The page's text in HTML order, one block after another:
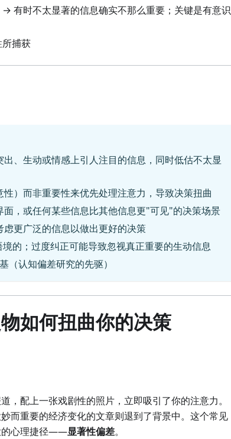
有时不太显著的信息确实不那么重要；关键是有意识
捕获
出、生动或情感上引人注目的信息，同时低估不太显
性）而非重要性来优先处理注意力，导致决策扭曲
面，或任何某些信息比其他信息更"可见"的决策场景
虑更广泛的信息以做出更好的决策
的；过度纠正可能导致忽视真正重要的生动信息
（认知偏差研究的先驱）
如何扭曲你的决策
，配上一张戏剧性的照片，立即吸引了你的注意力。
而重要的经济变化的文章则退到了背景中。这个常见
的心理捷径——显著性偏差。